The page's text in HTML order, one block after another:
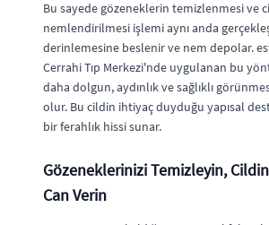
Bu sayede gözeneklerin temizlenmesi ve
nemlendirilmesi işlemi aynı anda
derinlemesine beslenir ve nem depolar.
Cerrahi Tıp Merkezi'nde uygulanan bu
daha dolgun, aydınlık ve sağlıklı
olur. Bu cildin ihtiyaç duyduğu yapısal
bir ferahlık hissi sunar.
Gözeneklerinizi Temizleyin,
Can Verin